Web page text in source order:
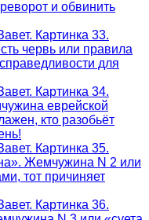
и обвинить
Картинка 33.
червь или правила
для
Картинка 34.
еврейской
кто разобьёт
Картинка 35.
Жемчужина N 2 или
тот причиняет
Картинка 36.